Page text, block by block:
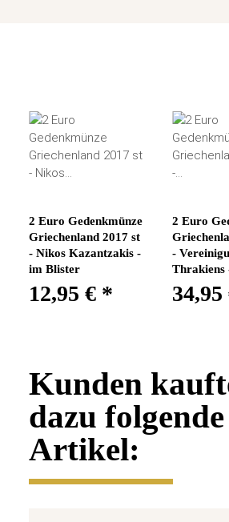
2 Euro Gedenkmünze
Griechenland 2017 st
- Nikos Kazantzakis -
im Blister
12,95 € *
2 Euro
-
Thrakiens
34,95
Kunden
dazu folgende
Artikel: